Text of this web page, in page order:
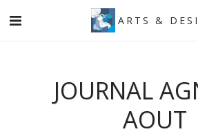
ARTS &
JOURNAL
AOUT